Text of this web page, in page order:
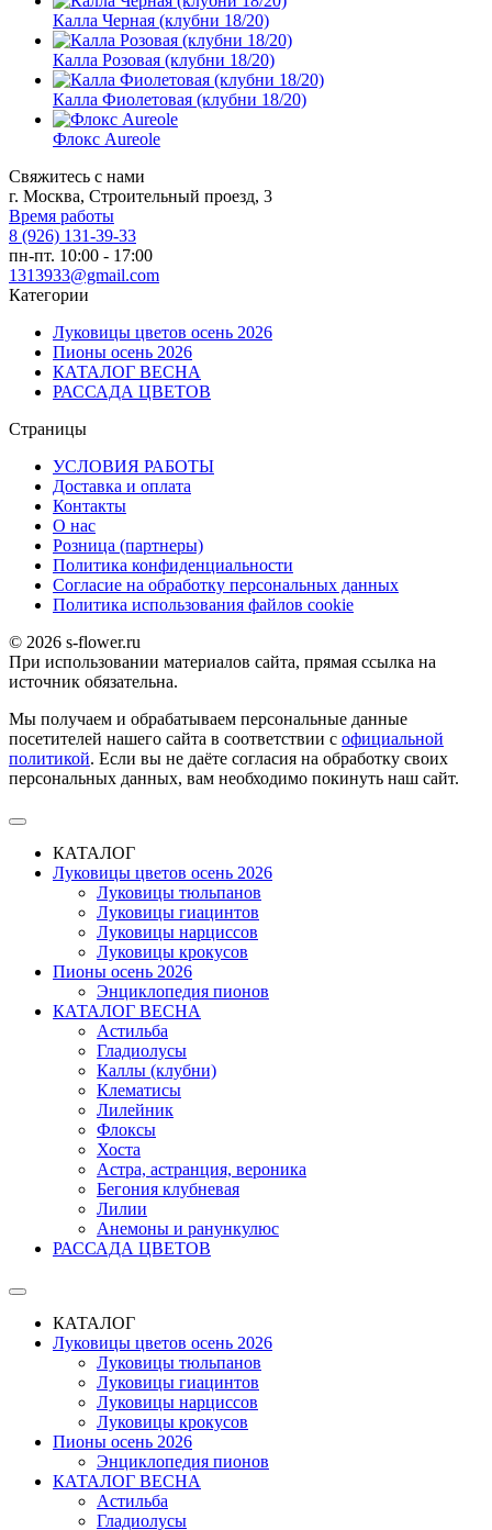
Калла Черная (клубни 18/20)
Калла Розовая (клубни 18/20)
Калла Фиолетовая (клубни 18/20)
Флокс Aureole
Свяжитесь с нами
г. Москва, Строительный проезд, 3
Время работы
8 (926) 131-39-33
пн-пт. 10:00 - 17:00
1313933@gmail.com
Категории
Луковицы цветов осень 2026
Пионы осень 2026
КАТАЛОГ ВЕСНА
РАССАДА ЦВЕТОВ
Страницы
УСЛОВИЯ РАБОТЫ
Доставка и оплата
Контакты
О наc
Розница (партнеры)
Политика конфиденциальности
Согласие на обработку персональных данных
Политика использования файлов сookie
© 2026 s-flower.ru
При использовании материалов сайта, прямая ссылка на
источник обязательна.
Мы получаем и обрабатываем персональные данные
посетителей нашего сайта в соответствии с официальной
политикой. Если вы не даёте согласия на обработку своих
персональных данных, вам необходимо покинуть наш сайт.
КАТАЛОГ
Луковицы цветов осень 2026
Луковицы тюльпанов
Луковицы гиацинтов
Луковицы нарциссов
Луковицы крокусов
Пионы осень 2026
Энциклопедия пионов
КАТАЛОГ ВЕСНА
Астильба
Гладиолусы
Каллы (клубни)
Клематисы
Лилейник
Флоксы
Хоста
Астра, астранция, вероника
Бегония клубневая
Лилии
Анемоны и ранункулюс
РАССАДА ЦВЕТОВ
КАТАЛОГ
Луковицы цветов осень 2026
Луковицы тюльпанов
Луковицы гиацинтов
Луковицы нарциссов
Луковицы крокусов
Пионы осень 2026
Энциклопедия пионов
КАТАЛОГ ВЕСНА
Астильба
Гладиолусы